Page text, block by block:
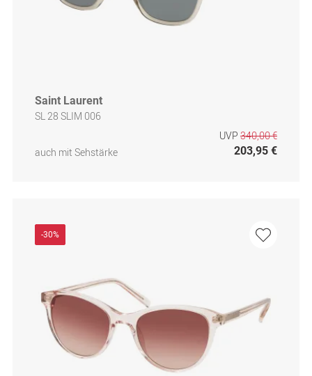
Saint Laurent
SL 28 SLIM 006
auch mit Sehstärke
UVP 340,00 €
203,95 €
-30%